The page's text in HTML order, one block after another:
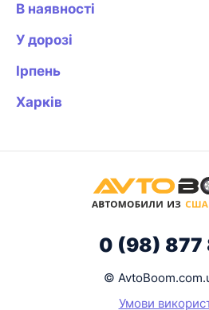
В наявності
У дорозі
Ірпень
Харків
0 (98) 877
©
Умови